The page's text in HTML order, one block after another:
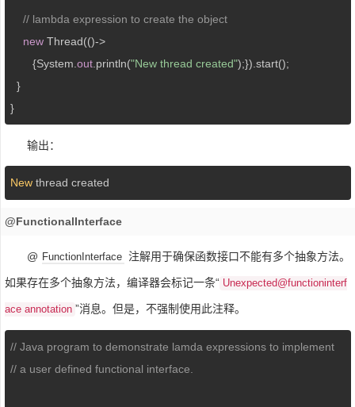
// lambda expression to create the object
new Thread(()->
       {System.
out .println("New thread created");}).start();
  }
}
输出：
New thread created
@FunctionalInterface
@ FunctionInterface 注解用于确保函数接口不能有多个抽象方法。
如果存在多个抽象方法，编译器会标记一条“ Unexpected@functioninterf
ace annotation ”消息。但是，不强制使用此注释。
// Java program to demonstrate lamda expressions to implement
// a user defined functional interface.